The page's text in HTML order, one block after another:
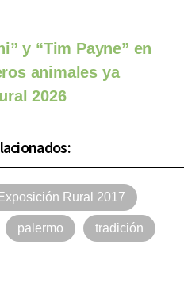
y “Tim Payne” en
animales ya
2026
Exposición Rural 2017
palermo tradición